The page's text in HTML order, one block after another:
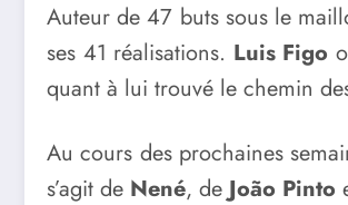
Auteur de 47 buts sous le
ses 41 réalisations. Luis Figo
quant à lui trouvé le chemin
Au cours des prochaines
s’agit de Nené, deJoão Pinto